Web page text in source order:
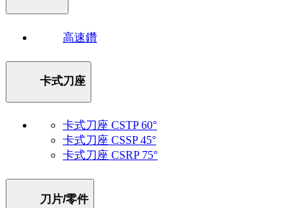
高速鑽
卡式刀座
卡式刀座 CSTP 60°
卡式刀座 CSSP 45°
卡式刀座 CSRP 75°
刀片/零件